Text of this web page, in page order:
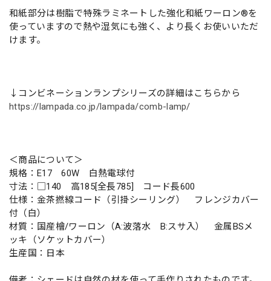
和紙部分は樹脂で特殊ラミネートした強化和紙ワーロン®を
使っていますので熱や湿気にも強く、より長くお使いいただ
けます。
↓コンビネーションランプシリーズの詳細はこちらから
https://lampada.co.jp/lampada/comb-lamp/
＜商品について＞
規格：E17 60W 白熱電球付
寸法：□140 高185[全長785] コード長600
仕様：金茶撚線コード（引掛シーリング） フレンジカバー
付（白）
材質：国産檜/ワーロン（A:波落水 B:スサ入） 金属BSメ
ッキ（ソケットカバー）
生産国：日本